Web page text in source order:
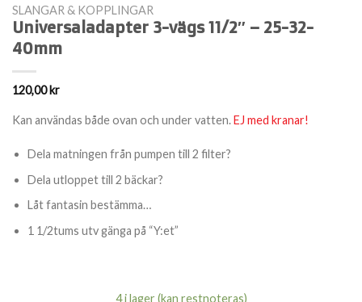
SLANGAR & KOPPLINGAR
Universaladapter 3-vägs 11/2″ – 25-32-
40mm
120,00kr
Kan användas både ovan och under vatten.EJ med kranar!
Dela matningen från pumpen till 2 filter?
Dela utloppet till 2 bäckar?
Låt fantasin bestämma…
1 1/2tums utv gänga på “Y:et”
4 i lager (kan restnoteras)